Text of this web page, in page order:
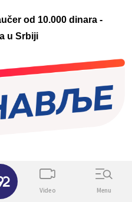
od 10.000 dinara -
u Srbiji
Video Menu